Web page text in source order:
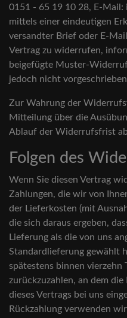
0151 - 65 19 10 28, E-
mittels einer eindeutigen
versandter Brief oder E-
Vertrag zu widerrufen,
beigefügte Muster-
jedoch nicht
Zur Wahrung der
Mitteilung über die
Ablauf der Widerrufsfrist
Folgen des
Wenn Sie diesen Vertrag
Zahlungen, die wir von
der Lieferkosten (mit
die sich daraus ergeben,
Lieferung als die von uns
Standardlieferung gewählt
spätestens binnen vierzehn
zurückzuzahlen, an dem
dieses Vertrags bei uns
Rückzahlung verwenden